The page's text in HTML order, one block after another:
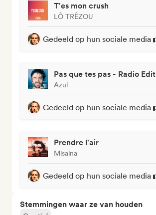
T'es mon crush
LÔ TRÊZOU
Gedeeld op hun sociale media
Pas que tes pas - Radio Edit
Azul
Gedeeld op hun sociale media
Prendre l'air
Misaina
Gedeeld op hun sociale media
Stemmingen waar ze van houden